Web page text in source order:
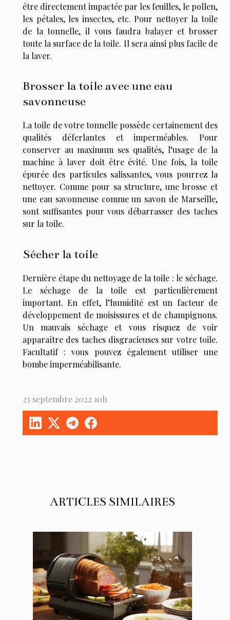
ARTICLES SIMILAIRES
être directement impactée par les feuilles, le pollen,
les pétales, les insectes, etc. Pour nettoyer la toile
de la tonnelle, il vous faudra balayer et brosser
toute la surface de la toile. Il sera ainsi plus facile de
la laver.
Brosser la toile avec une eau
savonneuse
La toile de votre tonnelle possède certainement des
qualités déferlantes et imperméables. Pour
conserver au maximum ses qualités, l’usage de la
machine à laver doit être évité. Une fois, la toile
épurée des particules salissantes, vous pourrez la
nettoyer. Comme pour sa structure, une brosse et
une eau savonneuse comme un savon de Marseille,
sont suffisantes pour vous débarrasser des taches
sur la toile.
Sécher la toile
Dernière étape du nettoyage de la toile : le séchage.
Le séchage de la toile est particulièrement
important. En effet, l’humidité est un facteur de
développement de moisissures et de champignons.
Un mauvais séchage et vous risquez de voir
apparaître des taches disgracieuses sur votre toile.
Facultatif : vous pouvez également utiliser une
bombe imperméabilisante.
23 septembre 2022 10h